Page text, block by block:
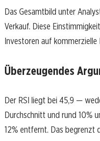
Das Gesamtbild unter
Verkauf. Diese
Investoren auf kommerzielle
Überzeugendes
Der RSI liegt bei 45,9 —
Durchschnitt und rund 10%
12% entfernt. Das begrenzt